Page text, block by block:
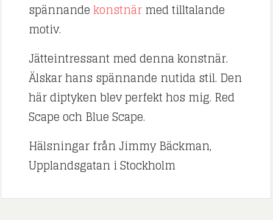
spännandekonstnärmed tilltalande
motiv.
Jätteintressant med denna konstnär.
Älskar hans spännande nutida stil. Den
här diptyken blev perfekt hos mig. Red
Scape och Blue Scape.
Hälsningar från Jimmy Bäckman,
Upplandsgatan i Stockholm